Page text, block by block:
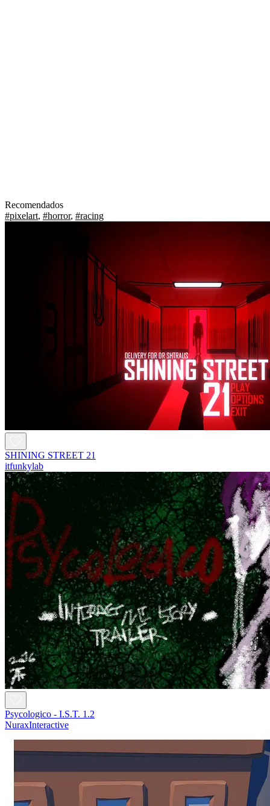
Recomendados
#pixelart, #horror, #racing
SHINING STREET 21
itfunkylab
Psycologico - I.S.T. 1.2
NuraxInteractive